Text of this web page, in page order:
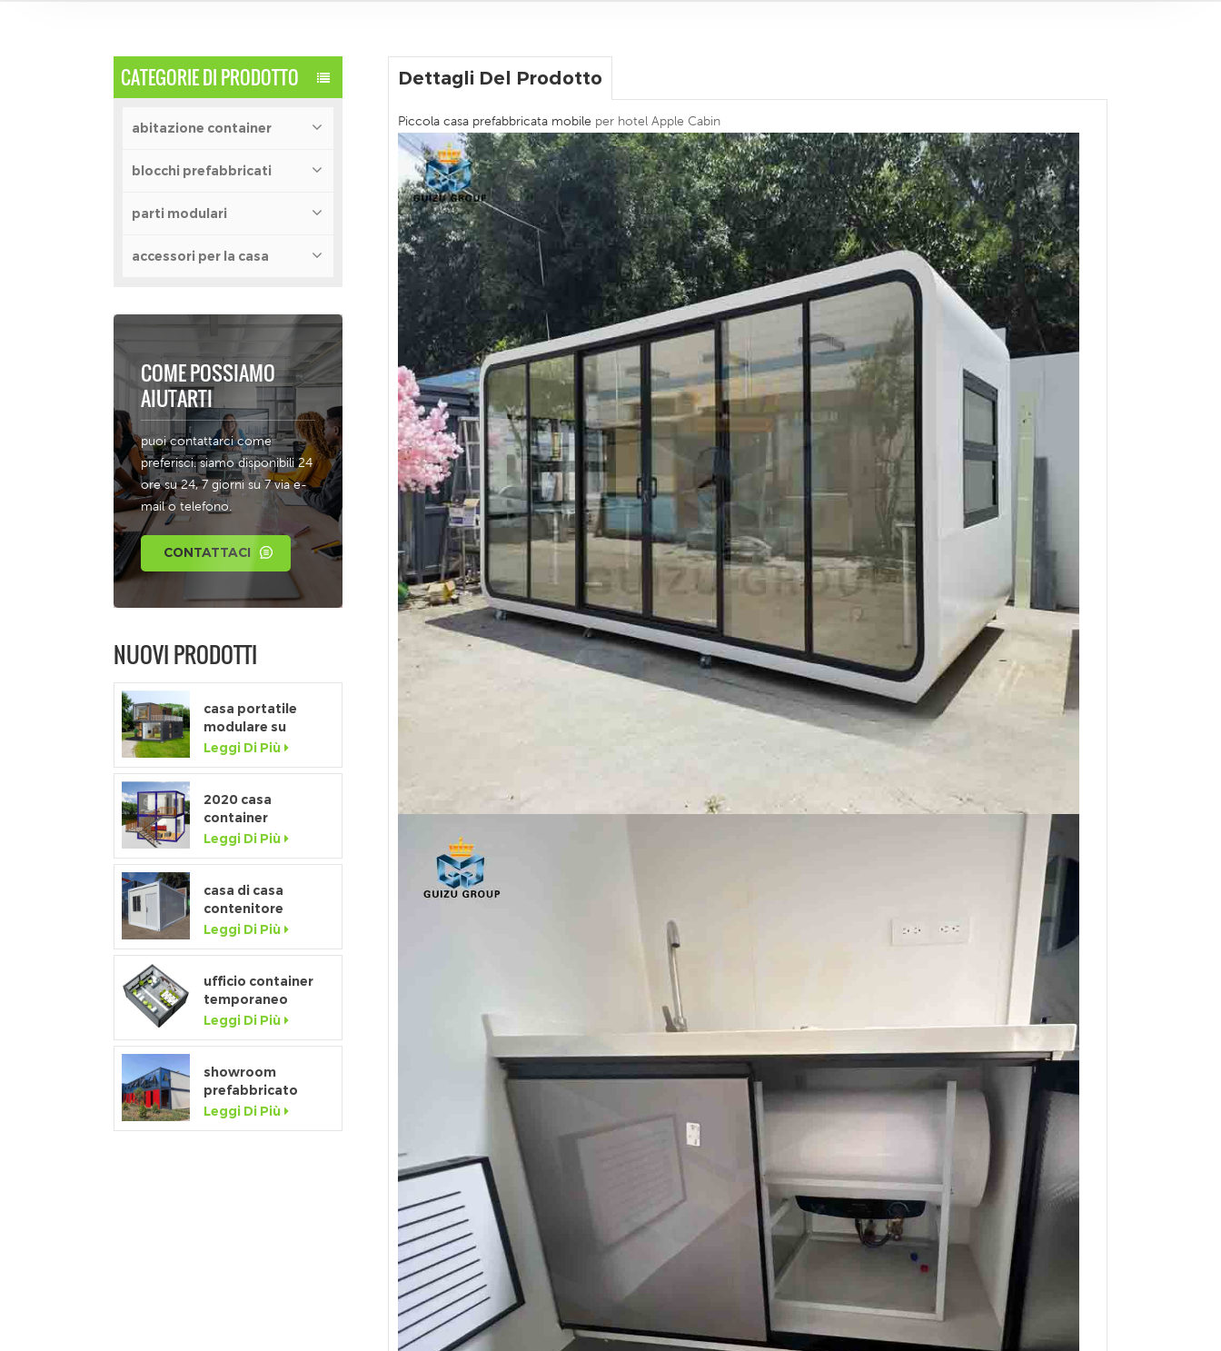
CATEGORIE DI PRODOTTO
abitazione container
blocchi prefabbricati
parti modulari
accessori per la casa
COME POSSIAMO
AIUTARTI
puoi contattarci come
preferisci. siamo disponibili 24
ore su 24, 7 giorni su 7 via e-
mail o telefono.
CONTATTACI
NUOVI PRODOTTI
casa portatile
modulare su
misura di fascia
alta con finestra a
Leggi Di Più
2020 casa
container
prefabbricata di
lusso flat pack con
Leggi Di Più
casa di casa
contenitore
staccabile a basso
costo della
porcellana in
vendita
Leggi Di Più
ufficio container
temporaneo
prefabbricato da
20 piedi flat pack
Leggi Di Più
showroom
prefabbricato
mobile da 20 piedi
con parete in vetro
Leggi Di Più
Dettagli Del Prodotto
Piccola casa prefabbricata mobile per hotel Apple Cabin